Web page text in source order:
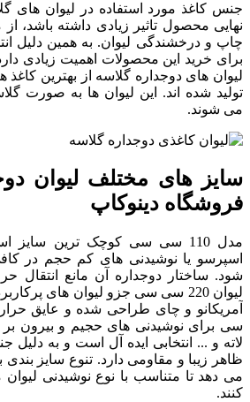
جنس کاغذ مورد استفاده در لیوان های
نهایی محصول تاثیر زیادی داشته باشد،
چاپ و درخشندگی لیوان. به همین دلیل
برای خرید این محصولات اهمیت زیادی
لیوان های دوجداره گلاسه از بهترین
تولید شده اند. این لیوان ها به صورت
می شوند.
سایز های مختلف لیوان
فروشگاه دینوکاپ
مدل 110 سی سی کوچک ترین
اسپرسو یا نوشیدنی های کم حجم در
شود. ساختار دوجداره آن مانع
لیوان 220 سی سی جزو لیوان های
سی برای نوشیدنی های حجیم و بیرون بر
لاته و ... انتخابی ایده آل است و به
ظاهر زیبا و مقاومی دارد. تنوع سایز بندی
می دهد تا متناسب با نوع نوشیدنی
کنند.